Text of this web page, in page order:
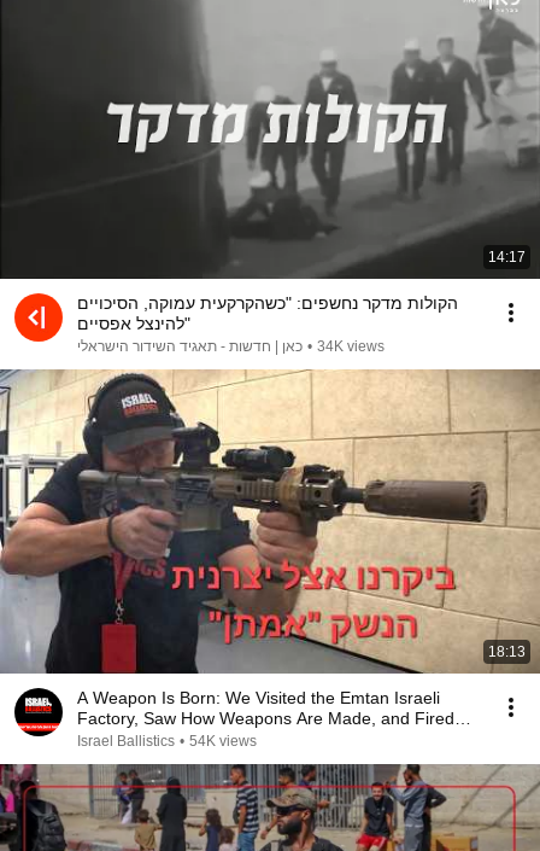
14:17
הקולות מדקר נחשפים: "כשהקרקעית עמוקה, הסיכויים
להינצל אפסיים"
כאן | חדשות - תאגיד השידור הישראלי • 34K views
18:13
A Weapon Is Born: We Visited the Emtan Israeli
Factory, Saw How Weapons Are Made, and Fired
Many ...
Israel Ballistics • 54K views